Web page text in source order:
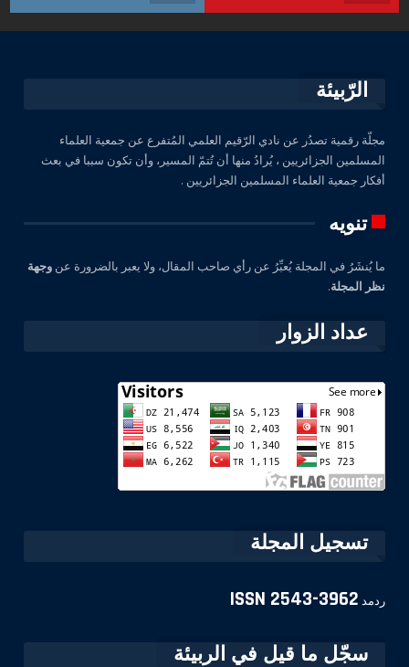
الرّبيئة
مجلّة رقمية تصدُر عن نادي الرّقيم العلمي المُتفرع عن جمعية العلماء
المسلمين الجزائريين ، يُرادُ منها أن تُتمّ المسير، وأن تكون سببا في بعث
أفكار جمعية العلماء المسلمين الجزائريين .
تنويه
ما يُنشَرُ في المجلة يُعبِّرُ عن رأي صاحب المقال، ولا يعبر بالضرورة عن وجهة
نظر المجلة.
عداد الزوار
تسجيل المجلة
ردمد ISSN 2543-3962
سجّل ما قيل في الربيئة